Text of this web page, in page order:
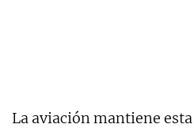
La aviación mantiene